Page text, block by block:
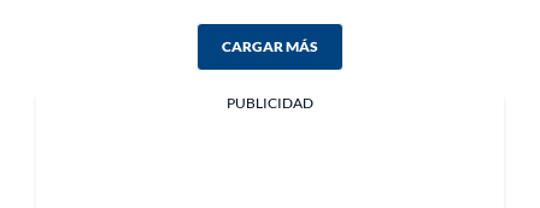
CARGAR MÁS
PUBLICIDAD